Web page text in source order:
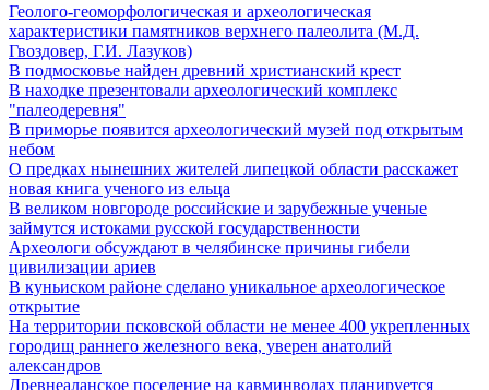
Геолого-геоморфологическая и археологическая
характеристики памятников верхнего палеолита (М.Д.
Гвоздовер, Г.И. Лазуков)
В подмосковье найден древний христианский крест
В находке презентовали археологический комплекс
"палеодеревня"
В приморье появится археологический музей под открытым
небом
О предках нынешних жителей липецкой области расскажет
новая книга ученого из ельца
В великом новгороде российские и зарубежные ученые
займутся истоками русской государственности
Археологи обсуждают в челябинске причины гибели
цивилизации ариев
В куньиском районе сделано уникальное археологическое
открытие
На территории псковской области не менее 400 укрепленных
городищ раннего железного века, уверен анатолий
александров
Древнеаланское поселение на кавминводах планируется